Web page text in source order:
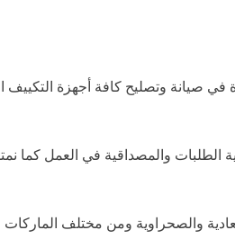
في صيانة وتصليح كافة أجهزة التكييف
الطلبات والمصداقية في العمل كما
والصحراوية ومن مختلف